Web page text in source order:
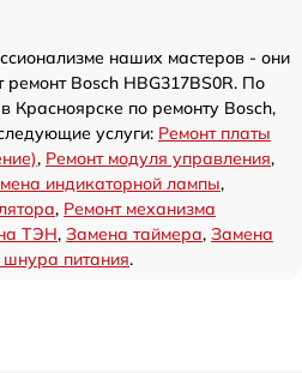
наших мастеров - они
Bosch HBG317BS0R. По
Красноярске по ремонту Bosch,
услуги: Ремонт платы
, Ремонт модуля управления,
индикаторной лампы,
, Ремонт механизма
ТЭН, Замена таймера, Замена
питания.